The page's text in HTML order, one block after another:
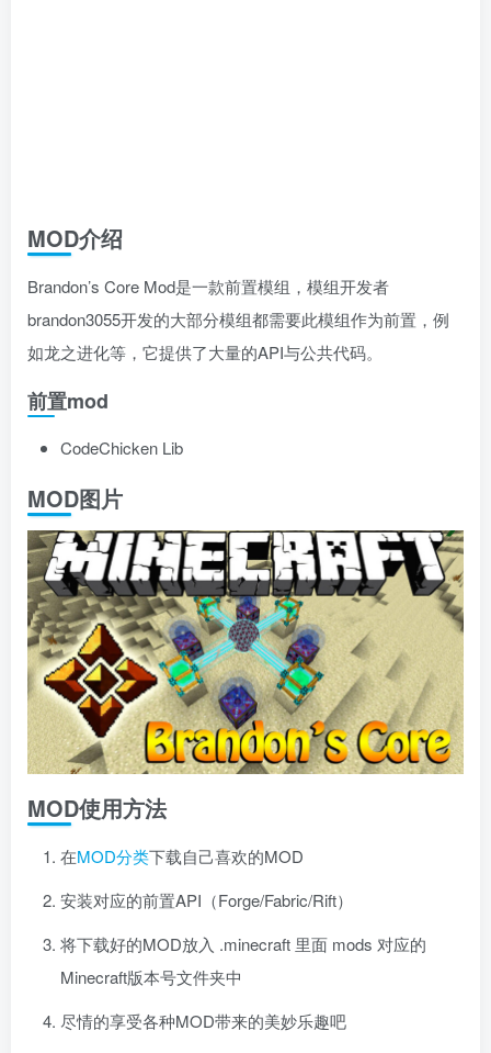
MOD介绍
Brandon’s Core Mod是一款前置模组，模组开发者
brandon3055开发的大部分模组都需要此模组作为前置，例
如龙之进化等，它提供了大量的API与公共代码。
前置mod
CodeChicken Lib
MOD图片
MOD使用方法
在MOD分类下载自己喜欢的MOD
安装对应的前置API（Forge/Fabric/Rift）
将下载好的MOD放入 .minecraft 里面 mods 对应的
Minecraft版本号文件夹中
尽情的享受各种MOD带来的美妙乐趣吧